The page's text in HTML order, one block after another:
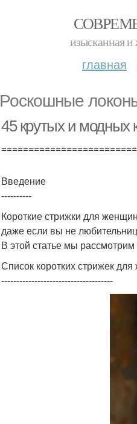
изысканная и
главная
Роскошные
45 крутых и модных
Введение
----------
Короткие стрижки для
даже если вы не
В этой статье мы
Список коротких стрижек
-------------------------------------